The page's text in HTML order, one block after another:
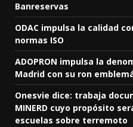
Banreservas
ODAC impulsa la calidad
normas ISO
ADOPRON impulsa la
Madrid con su ron
Onesvie dice: trabaja
MINERD cuyo propósito
escuelas sobre terremoto